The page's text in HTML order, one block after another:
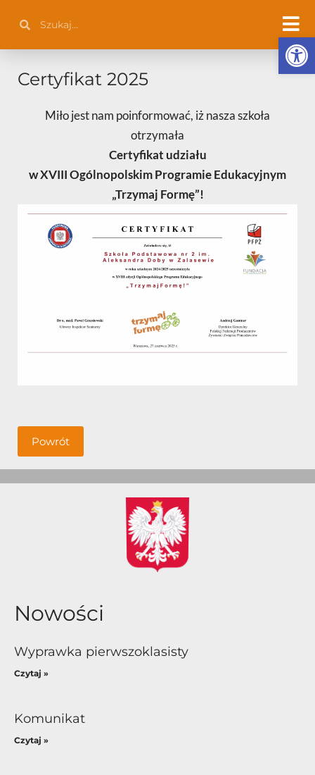
treści
Certyfikat 2025
Miło jest nam poinformować, iż nasza szkoła
otrzymała
Certyfikat udziału
w XVIII Ogólnopolskim Programie Edukacyjnym
„Trzymaj Formę”!
Powrót
Nowości
Wyprawka pierwszoklasisty
Czytaj »
Komunikat
Czytaj »